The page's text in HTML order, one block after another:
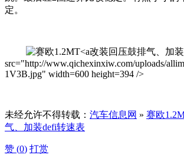
定。
改装回压鼓排气、加
src="http://www.qichexinxiw.com/uploads/
1V3B.jpg" width=600 height=394 />
未经允许不得转载： 汽车信息网 » 赛欧
气、加装defi转速表
赞 (0) 打赏